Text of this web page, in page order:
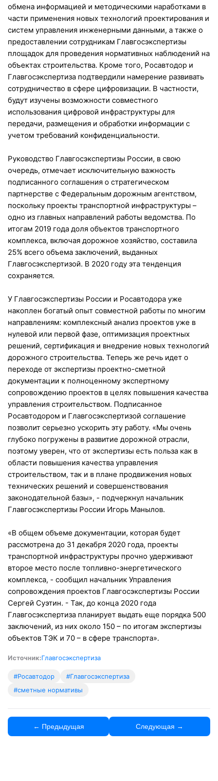
обмена информацией и методическими наработками в
части применения новых технологий проектирования и
систем управления инженерными данными, а также о
предоставлении сотрудникам Главгосэкспертизы
площадок для проведения нормативных наблюдений на
объектах строительства. Кроме того, Росавтодор и
Главгосэкспертиза подтвердили намерение развивать
сотрудничество в сфере цифровизации. В частности,
будут изучены возможности совместного
использования цифровой инфраструктуры для
передачи, размещения и обработки информации с
учетом требований конфиденциальности.
Руководство Главгосэкспертизы России, в свою
очередь, отмечает исключительную важность
подписанного соглашения о стратегическом
партнерстве с Федеральным дорожным агентством,
поскольку проекты транспортной инфраструктуры –
одно из главных направлений работы ведомства. По
итогам 2019 года доля объектов транспортного
комплекса, включая дорожное хозяйство, составила
25% всего объема заключений, выданных
Главгосэкспертизой. В 2020 году эта тенденция
сохраняется.
У Главгосэкспертизы России и Росавтодора уже
накоплен богатый опыт совместной работы по многим
направлениям: комплексный анализ проектов уже в
нулевой или первой фазе, оптимизация проектных
решений, сертификация и внедрение новых технологий
дорожного строительства. Теперь же речь идет о
переходе от экспертизы проектно-сметной
документации к полноценному экспертному
сопровождению проектов в целях повышения качества
управления строительством. Подписанное
Росавтодором и Главгосэкспертизой соглашение
позволит серьезно ускорить эту работу. «Мы очень
глубоко погружены в развитие дорожной отрасли,
поэтому уверен, что от экспертизы есть польза как в
области повышения качества управления
строительством, так и в плане продвижения новых
технических решений и совершенствования
законодательной базы», - подчеркнул начальник
Главгосэкспертизы России Игорь Манылов.
«В общем объеме документации, которая будет
рассмотрена до 31 декабря 2020 года, проекты
транспортной инфраструктуры прочно удерживают
второе место после топливно-энергетического
комплекса, - сообщил начальник Управления
сопровождения проектов Главгосэкспертизы России
Сергей Суэтин. - Так, до конца 2020 года
Главгосэкспертиза планирует выдать еще порядка 500
заключений, из них около 150 – по итогам экспертизы
объектов ТЭК и 70 – в сфере транспорта».
Источник:Главгосэкспертиза
#Росавтодор
#Главгосэкспертиза
#сметные нормативы
← Предыдущая Следующая →